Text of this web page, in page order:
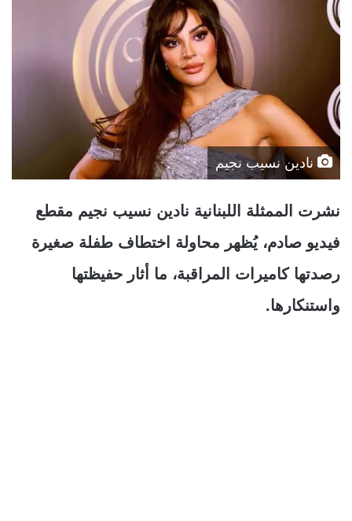
نادين نسيب نجيم
نشرت الممثلة اللبنانية نادين نسيب نجيم مقطع
فيديو صادم، يُظهر محاولة اختطاف طفلة صغيرة
رصدتها كاميرات المراقبة، ما أثار حفيظتها
واستنكارها.